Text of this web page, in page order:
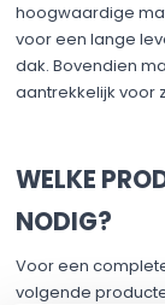
hoogwaardige
voor een lange
dak. Bovendien
aantrekkelijk voor
WELKE
NODIG?
Voor een
volgende